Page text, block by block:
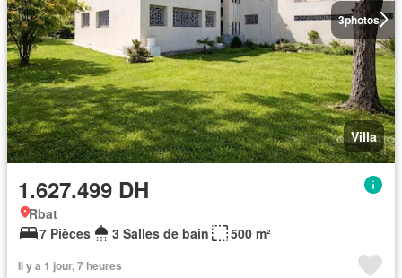
3photos
Villa
1.627.499 DH
Rbat
7 Pièces
3 Salles de bain 500 m²
Il y a 1 jour, 7 heures